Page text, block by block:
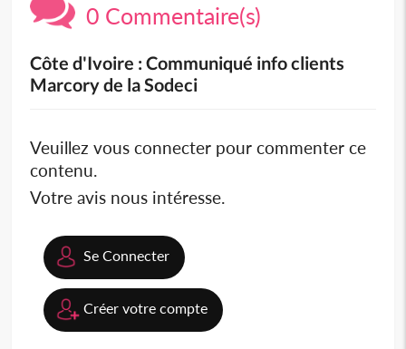
0 Commentaire(s)
Côte d'Ivoire : Communiqué info clients
Marcory de la Sodeci
Veuillez vous connecter pour commenter ce
contenu.
Votre avis nous intéresse.
Se Connecter
Créer votre compte